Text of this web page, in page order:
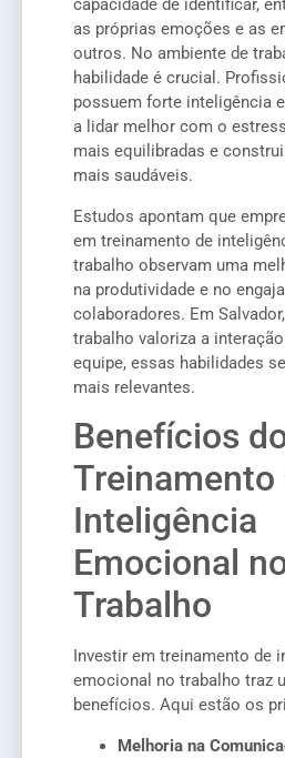
capacidade de identificar,
as próprias emoções e as
outros. No ambiente de
habilidade é crucial.
possuem forte inteligência
a lidar melhor com o
mais equilibradas e
mais saudáveis.
Estudos apontam que
em treinamento de
trabalho observam uma
na produtividade e no
colaboradores. Em
trabalho valoriza a
equipe, essas habilidades
mais relevantes.
Benefícios
Treinamento
Inteligência
Emocional
Trabalho
Investir em treinamento de
emocional no trabalho traz
benefícios. Aqui estão os
Melhoria na